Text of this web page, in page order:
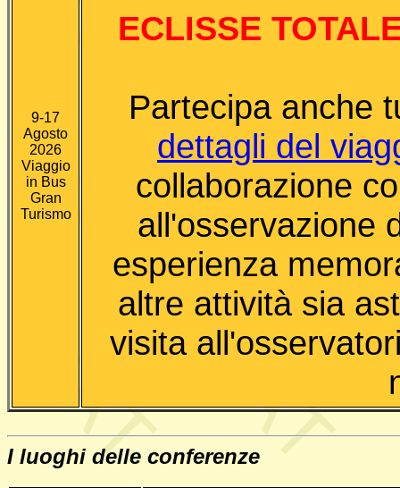
9-17
Agosto
2026
Viaggio
in Bus
Gran
Turismo
ECLISSE
Partecipa anche
dettagli del
collaborazione
all'osservazione
esperienza
altre attività sia
visita
I luoghi delle conferenze